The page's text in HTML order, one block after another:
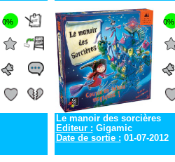
0% 0%
Le manoir des sorcières
Editeur : Gigamic
Date de sortie : 01-07-2012